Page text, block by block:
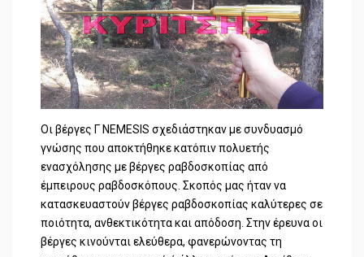
Οι βέργες Γ NEMESIS σχεδιάστηκαν με συνδυασμό
γνώσης που αποκτήθηκε κατόπιν πολυετής
ενασχόλησης με βέργες ραβδοσκοπίας από
έμπειρους ραβδοσκόπους. Σκοπός μας ήταν να
κατασκευαστούν βέργες ραβδοσκοπίας καλύτερες σε
ποιότητα, ανθεκτικότητα και απόδοση. Στην έρευνα οι
βέργες κινούνται ελεύθερα, φανερώνοντας τη